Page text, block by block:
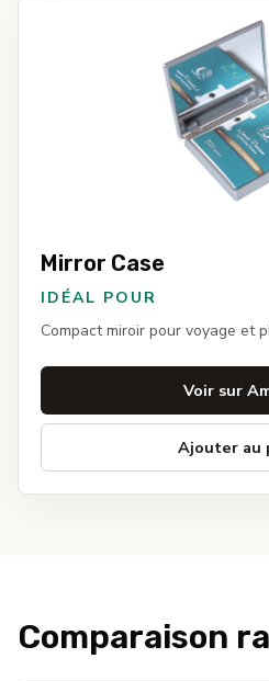
Mirror Case
IDÉAL POUR
Compact miroir pour voyage et
Voir sur
Ajouter au
Comparaison